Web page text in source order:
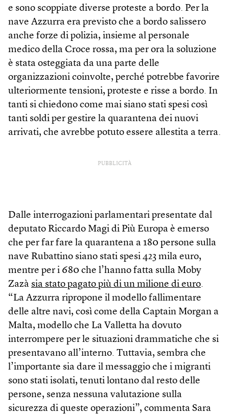
e sono scoppiate diverse proteste a bordo. Per la
nave Azzurra era previsto che a bordo salissero
anche forze di polizia, insieme al personale
medico della Croce rossa, ma per ora la soluzione
è stata osteggiata da una parte delle
organizzazioni coinvolte, perché potrebbe favorire
ulteriormente tensioni, proteste e risse a bordo. In
tanti si chiedono come mai siano stati spesi così
tanti soldi per gestire la quarantena dei nuovi
arrivati, che avrebbe potuto essere allestita a terra.
PUBBLICITÀ
Dalle interrogazioni parlamentari presentate dal
deputato Riccardo Magi di Più Europa è emerso
che per far fare la quarantena a 180 persone sulla
nave Rubattino siano stati spesi 423 mila euro,
mentre per i 680 che l’hanno fatta sulla Moby
Zazà sia stato pagato più di un milione di euro.
“La Azzurra ripropone il modello fallimentare
delle altre navi, così come della Captain Morgan a
Malta, modello che La Valletta ha dovuto
interrompere per le situazioni drammatiche che si
presentavano all’interno. Tuttavia, sembra che
l’importante sia dare il messaggio che i migranti
sono stati isolati, tenuti lontano dal resto delle
persone, senza nessuna valutazione sulla
sicurezza di queste operazioni”, commenta Sara